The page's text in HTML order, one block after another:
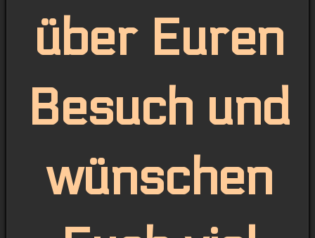
über Euren
Besuch und
wünschen